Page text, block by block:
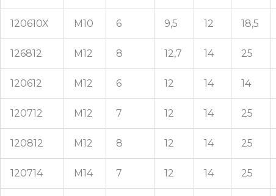
120610X M10 6 9,5 12 18,5
126812 M12 8 12,7 14 25
120612 M12 6 12 14 14
120712 M12 7 12 14 25
120812 M12 8 12 14 25
120714 M14 7 12 14 25